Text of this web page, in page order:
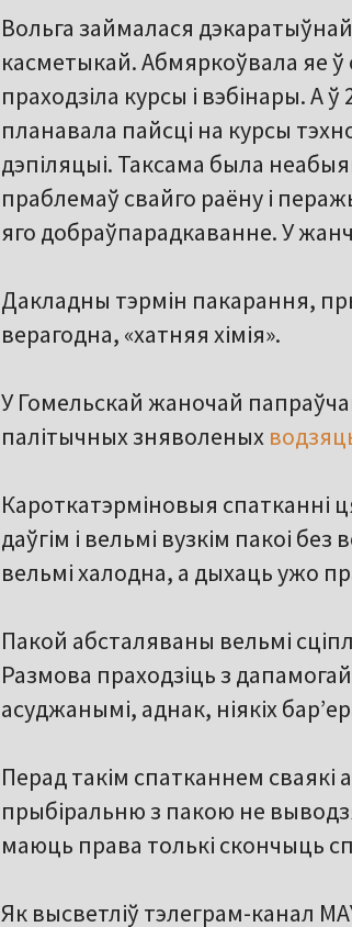
Вольга займалася дэкаратыўнай
касметыкай. Абмяркоўвала яе ў
праходзіла курсы і вэбінары. А ў
планавала пайсці на курсы
дэпіляцыі. Таксама была
праблемаў свайго раёну і
яго добраўпарадкаванне. У
Дакладны тэрмін пакарання,
верагодна, «хатняя хімія».
У Гомельскай жаночай
палітычных зняволеных
Кароткатэрміновыя спатканні
даўгім і вельмі вузкім пакоі
вельмі халодна, а дыхаць ужо
Пакой абсталяваны вельмі
Размова праходзіць з
асуджанымі, аднак, ніякіх
Перад такім спатканнем сваякі
прыбіральню з пакою не
маюць права толькі скончыць
Як высветліў тэлеграм-канал